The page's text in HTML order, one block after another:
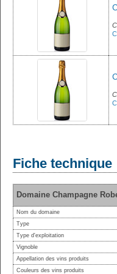
Fiche technique
Domaine Champagne
Nom du domaine
Type
Type d'exploitation
Vignoble
Appellation des vins produits
Couleurs des vins produits